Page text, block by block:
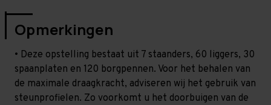
Opmerkingen
• Deze opstelling bestaat uit 7 staanders, 60 liggers, 30
spaanplaten en 120 borgpennen. Voor het behalen van
de maximale draagkracht, adviseren wij het gebruik van
steunprofielen. Zo voorkomt u het doorbuigen van de